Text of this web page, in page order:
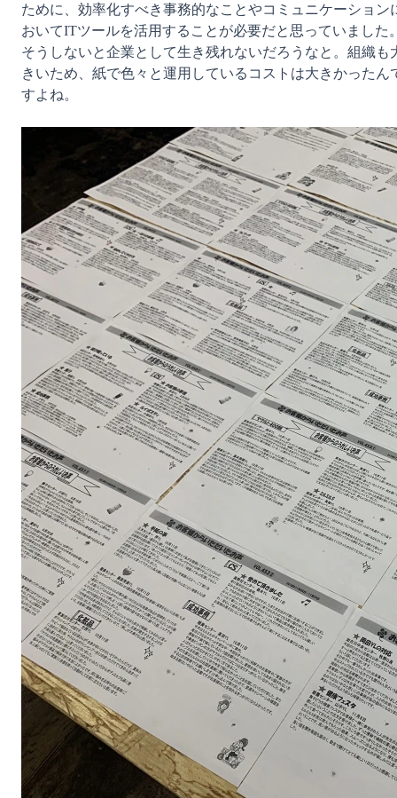
ために、効率化すべき事務的なことやコミュニケーション
おいてITツールを活用することが必要だと思っていました
そうしないと企業として生き残れないだろうなと。組織も
きいため、紙で色々と運用しているコストは大きかったん
すよね。